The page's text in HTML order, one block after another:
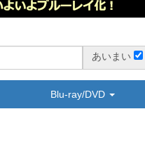
あいまい
Blu-ray/DVD